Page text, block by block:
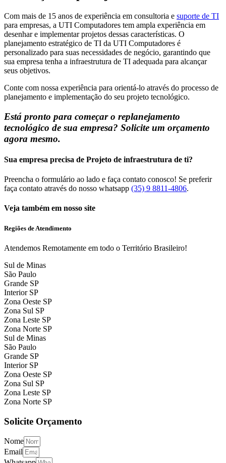
Com mais de 15 anos de experiência em consultoria e suporte de TI
para empresas, a UTI Computadores tem ampla experiência em
desenhar e implementar projetos dessas características. O
planejamento estratégico de TI da UTI Computadores é
personalizado para suas necessidades de negócio, garantindo que
sua empresa tenha a infraestrutura de TI adequada para alcançar
seus objetivos.
Conte com nossa experiência para orientá-lo através do processo de
planejamento e implementação do seu projeto tecnológico.
Está pronto para começar o replanejamento
tecnológico de sua empresa? Solicite um orçamento
agora mesmo.
Sua empresa precisa de Projeto de infraestrutura de ti?
Preencha o formulário ao lado e faça contato conosco! Se preferir
faça contato através do nosso whatsapp (35) 9 8811-4806.
Veja também em nosso site
Regiões de Atendimento
Atendemos Remotamente em todo o Território Brasileiro!
Sul de Minas
São Paulo
Grande SP
Interior SP
Zona Oeste SP
Zona Sul SP
Zona Leste SP
Zona Norte SP
Sul de Minas
São Paulo
Grande SP
Interior SP
Zona Oeste SP
Zona Sul SP
Zona Leste SP
Zona Norte SP
Solicite Orçamento
Nome
Email